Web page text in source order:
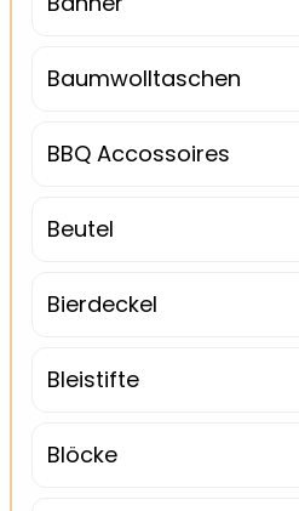
Baumwolltaschen
BBQ Accossoires
Beutel
Bierdeckel
Bleistifte
Blöcke